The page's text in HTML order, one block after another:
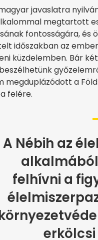
magyar javaslatra
megtartott
fontosságára, és
időszakban az
küzdelemben. Bár
megduplázódott a
felére.
A Nébih az
felhívni a